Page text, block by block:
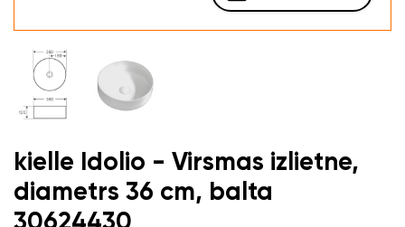
kielle Idolio - Virsmas izlietne,
diametrs 36 cm, balta